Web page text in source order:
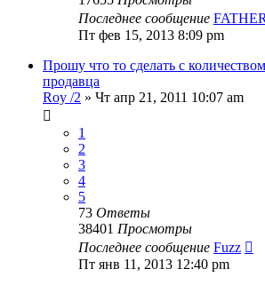
Последнее сообщение FATHER
Пт фев 15, 2013 8:09 pm
Прошу что то сделать с
продавца
Roy /2 » Чт апр 21, 2011 10:07 am
1
2
3
4
5
73 Ответы
38401 Просмотры
Последнее сообщение Fuzz
Пт янв 11, 2013 12:40 pm